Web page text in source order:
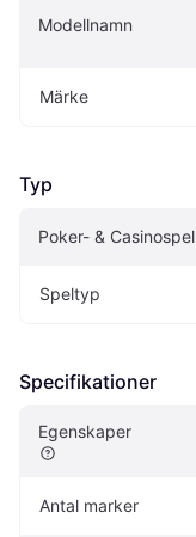
Modellnamn
Märke
Typ
Poker- & Casinospel
Speltyp
Specifikationer
Egenskaper
Antal marker